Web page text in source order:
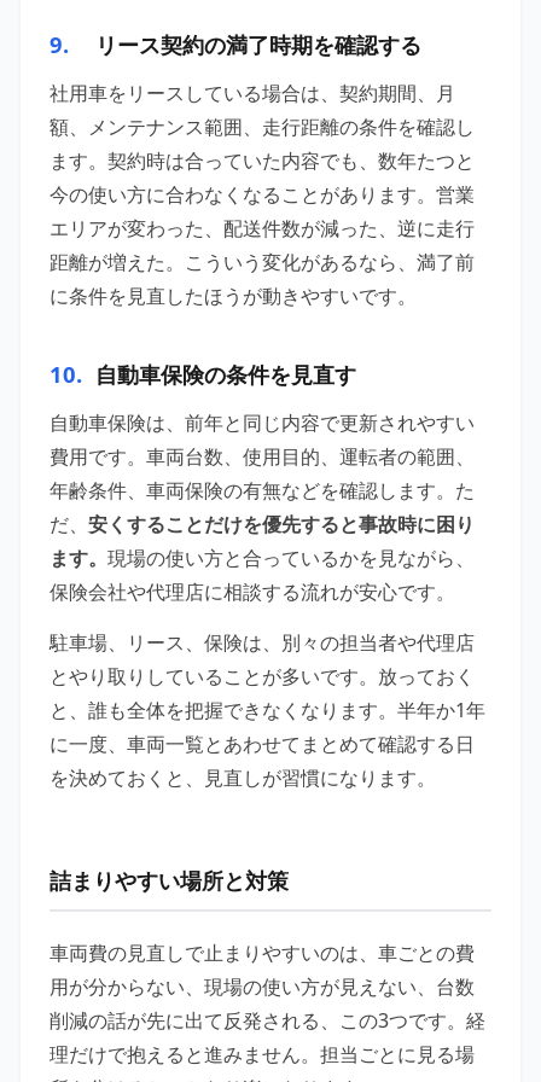
9. リース契約の満了時期を確認する
社用車をリースしている場合は、契約期間、月
額、メンテナンス範囲、走行距離の条件を確認し
ます。契約時は合っていた内容でも、数年たつと
今の使い方に合わなくなることがあります。営業
エリアが変わった、配送件数が減った、逆に走行
距離が増えた。こういう変化があるなら、満了前
に条件を見直したほうが動きやすいです。
10. 自動車保険の条件を見直す
自動車保険は、前年と同じ内容で更新されやすい
費用です。車両台数、使用目的、運転者の範囲、
年齢条件、車両保険の有無などを確認します。た
だ、 安くすることだけを優先すると事故時に困り
ます。 現場の使い方と合っているかを見ながら、
保険会社や代理店に相談する流れが安心です。
駐車場、リース、保険は、別々の担当者や代理店
とやり取りしていることが多いです。放っておく
と、誰も全体を把握できなくなります。半年か1年
に一度、車両一覧とあわせてまとめて確認する日
を決めておくと、見直しが習慣になります。
詰まりやすい場所と対策
車両費の見直しで止まりやすいのは、車ごとの費
用が分からない、現場の使い方が見えない、台数
削減の話が先に出て反発される、この3つです。経
理だけで抱えると進みません。担当ごとに見る場